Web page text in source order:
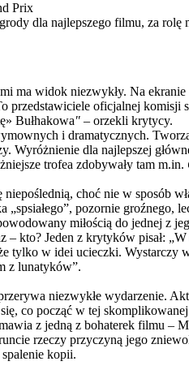
Prix
dla najlepszego filmu, za rolę
ma widok niezwykły. Na
oficjalnej komisji
Bułhakowa" – orzekli krytycy.
i dramatycznych.
dla najlepszej
trofea zdobywały tam m.in.
choć nie w sposób
pozornie
miłością do jednej z
– kto? Jeden z krytyków pisał:
tylko w idei ucieczki.
z lunatyków”.
niezwykłe wydarzenie.
się, co począć w tej
z jedną z bohaterek filmu –
rzeczy przyczyną jego
kopii.